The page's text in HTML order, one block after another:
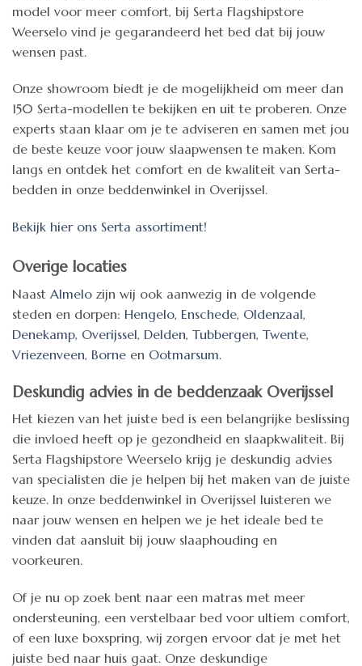
model voor meer comfort, bij Serta Flagshipstore
Weerselo vind je gegarandeerd het bed dat bij jouw
wensen past.
Onze showroom biedt je de mogelijkheid om meer dan
150 Serta-modellen te bekijken en uit te proberen. Onze
experts staan klaar om je te adviseren en samen met jou
de beste keuze voor jouw slaapwensen te maken. Kom
langs en ontdek het comfort en de kwaliteit van Serta-
bedden in onze beddenwinkel in Overijssel.
Bekijk hier ons Serta assortiment!
Overige locaties
Naast Almelo zijn wij ook aanwezig in de volgende
steden en dorpen: Hengelo, Enschede, Oldenzaal,
Denekamp, Overijssel, Delden, Tubbergen, Twente,
Vriezenveen, Borne en Ootmarsum.
Deskundig advies in de beddenzaak Overijssel
Het kiezen van het juiste bed is een belangrijke beslissing
die invloed heeft op je gezondheid en slaapkwaliteit. Bij
Serta Flagshipstore Weerselo krijg je deskundig advies
van specialisten die je helpen bij het maken van de juiste
keuze. In onze beddenwinkel in Overijssel luisteren we
naar jouw wensen en helpen we je het ideale bed te
vinden dat aansluit bij jouw slaaphouding en
voorkeuren.
Of je nu op zoek bent naar een matras met meer
ondersteuning, een verstelbaar bed voor ultiem comfort,
of een luxe boxspring, wij zorgen ervoor dat je met het
juiste bed naar huis gaat. Onze deskundige